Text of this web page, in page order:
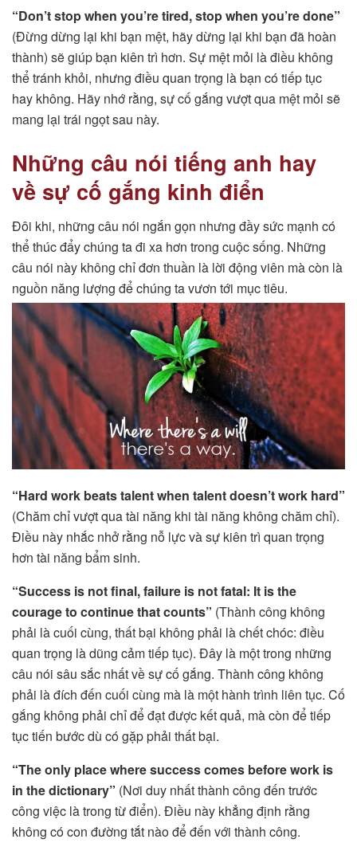
“Don’t stop when you’re tired, stop when you’re done”
(Đừng dừng lại khi bạn mệt, hãy dừng lại khi bạn đã hoàn
thành) sẽ giúp bạn kiên trì hơn. Sự mệt mỏi là điều không
thể tránh khỏi, nhưng điều quan trọng là bạn có tiếp tục
hay không. Hãy nhớ rằng, sự cố gắng vượt qua mệt mỏi sẽ
mang lại trái ngọt sau này.
Những câu nói tiếng anh hay
về sự cố gắng kinh điển
Đôi khi, những câu nói ngắn gọn nhưng đầy sức mạnh có
thể thúc đẩy chúng ta đi xa hơn trong cuộc sống. Những
câu nói này không chỉ đơn thuần là lời động viên mà còn là
nguồn năng lượng để chúng ta vươn tới mục tiêu.
“Hard work beats talent when talent doesn’t work hard”
(Chăm chỉ vượt qua tài năng khi tài năng không chăm chỉ).
Điều này nhắc nhở rằng nỗ lực và sự kiên trì quan trọng
hơn tài năng bẩm sinh.
“Success is not final, failure is not fatal: It is the
courage to continue that counts” (Thành công không
phải là cuối cùng, thất bại không phải là chết chóc: điều
quan trọng là dũng cảm tiếp tục). Đây là một trong những
câu nói sâu sắc nhất về sự cố gắng. Thành công không
phải là đích đến cuối cùng mà là một hành trình liên tục. Cố
gắng không phải chỉ để đạt được kết quả, mà còn để tiếp
tục tiến bước dù có gặp phải thất bại.
“The only place where success comes before work is
in the dictionary” (Nơi duy nhất thành công đến trước
công việc là trong từ điển). Điều này khẳng định rằng
không có con đường tắt nào để đến với thành công.